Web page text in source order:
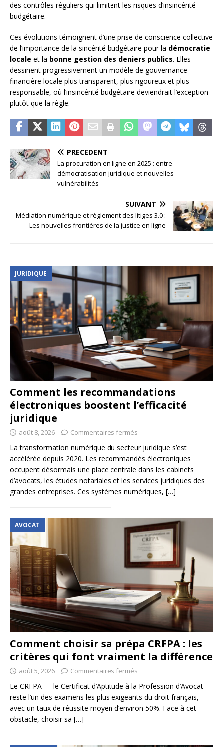
des contrôles réguliers qui limitent les risques d’insincérité
budgétaire.
Ces évolutions témoignent d’une prise de conscience collective
de l’importance de la sincérité budgétaire pour la démocratie
locale et la bonne gestion des deniers publics. Elles
dessinent progressivement un modèle de gouvernance
financière locale plus transparent, plus rigoureux et plus
responsable, où l’insincérité budgétaire deviendrait l’exception
plutôt que la règle.
PRÉCÉDENT
La procuration en ligne en 2025 : entre
démocratisation juridique et nouvelles
vulnérabilités
SUIVANT
Médiation numérique et règlement des litiges 3.0 :
Les nouvelles frontières de la justice en ligne
JURIDIQUE
Comment les recommandations
électroniques boostent l’efficacité
juridique
août 8, 2026 Commentaires fermés
La transformation numérique du secteur juridique s’est
accélérée depuis 2020. Les recommandés électroniques
occupent désormais une place centrale dans les cabinets
d’avocats, les études notariales et les services juridiques des
grandes entreprises. Ces systèmes numériques, […]
AVOCAT
Comment choisir sa prépa CRFPA : les
critères qui font vraiment la différence
août 5, 2026 Commentaires fermés
Le CRFPA — le Certificat d’Aptitude à la Profession d’Avocat —
reste l’un des examens les plus exigeants du droit français,
avec un taux de réussite moyen d’environ 50%. Face à cet
obstacle, choisir sa […]